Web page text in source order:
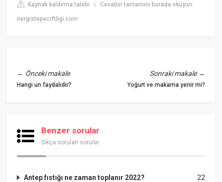
Kaynak kaldırma talebi |Cevabın tamamını burada okuyun:
nergistepeciftligi.com
← Önceki makale
Hangi un faydalıdır?
Sonraki makale→
Yoğurt ve makarna yenir mi?
Benzer sorular
Sıkça sorulan sorular
22
Antep fıstığı ne zaman toplanır 2022?